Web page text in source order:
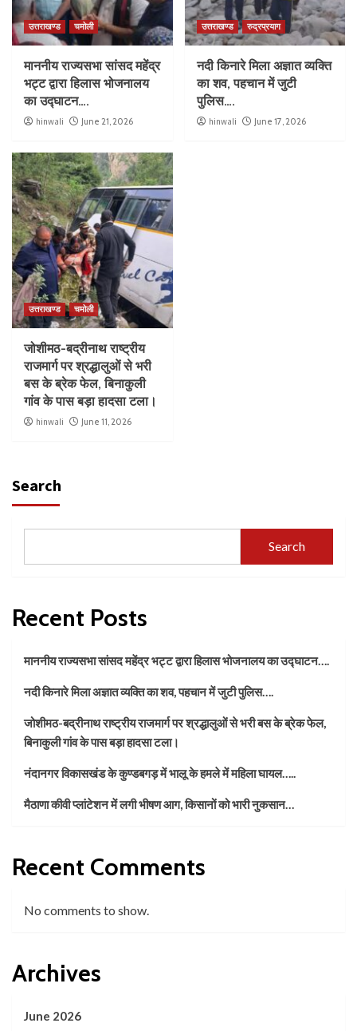
उत्तराखण्ड चमोली
माननीय राज्यसभा सांसद महेंद्र
भट्ट द्वारा हिलास भोजनालय
का उद्घाटन….
hinwali June 21, 2026
उत्तराखण्ड रुद्रप्रयाग
नदी किनारे मिला अज्ञात व्यक्ति
का शव, पहचान में जुटी
पुलिस….
hinwali June 17, 2026
उत्तराखण्ड चमोली
जोशीमठ-बद्रीनाथ राष्ट्रीय
राजमार्ग पर श्रद्धालुओं से भरी
बस के ब्रेक फेल, बिनाकुली
गांव के पास बड़ा हादसा टला।
hinwali June 11, 2026
Search
Search
Recent Posts
माननीय राज्यसभा सांसद महेंद्र भट्ट द्वारा हिलास भोजनालय का उद्घाटन….
नदी किनारे मिला अज्ञात व्यक्ति का शव, पहचान में जुटी पुलिस….
जोशीमठ-बद्रीनाथ राष्ट्रीय राजमार्ग पर श्रद्धालुओं से भरी बस के ब्रेक फेल,
बिनाकुली गांव के पास बड़ा हादसा टला।
नंदानगर विकासखंड के कुण्डबगड़ में भालू के हमले में महिला घायल…..
मैठाणा कीवी प्लांटेशन में लगी भीषण आग, किसानों को भारी नुकसान…
Recent Comments
No comments to show.
Archives
June 2026